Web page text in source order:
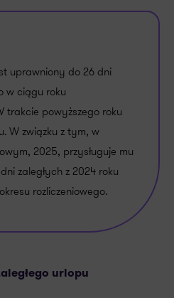
uprawniony do 26 dni
w ciągu roku
trakcie powyższego roku
W związku z tym, w
2025, przysługuje mu
zaległych z 2024 roku
rozliczeniowego.
urlopu